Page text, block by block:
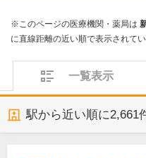
※このページの医療機関・薬局は
に直線距離の近い順で表示されて
一覧表示
駅から近い順に2,661